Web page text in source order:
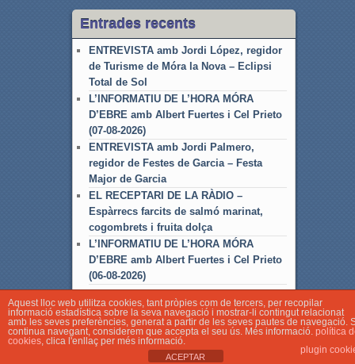
Entrades recents
ENTREVISTA amb Jordi López, regidor
de Turisme de Móra la Nova – Eclipsi
Total de Sol
L’INFORMATIU DE L’HORA MÓRA
D’EBRE amb Albert Fuertes i Cel Prieto
(07-08-2026)
ENTREVISTA amb Jordi Palmero,
regidor de Festes de Garcia – Festa
Major de Garcia
EL RECEPTARI DE LA RÀDIO –
Espàrrecs farcits de salmó marinat,
cogombrets i fruita dolça
L’INFORMATIU DE L’HORA MÓRA
D’EBRE amb Albert Fuertes i Cel Prieto
(06-08-2026)
© Associació Local de Ràdio Móra d'Ebre
Aquest lloc web utilitza cookies, tant pròpies com de tercers, per recopilar
informació estadística sobre la seva navegació i mostrar-li contingut relacionat
amb les seves preferències, generat a partir de les seves pautes de navegació.
continua navegant, considerem que accepta el seu ús. Més informació. política
cookies, clica l'enllaç per més informació.
plugin
ACEPTAR